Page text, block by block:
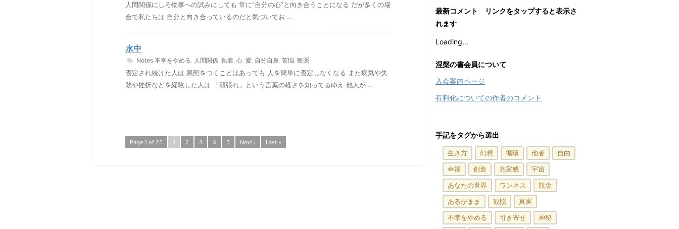
人間関係にしろ物事への試みにしても 常に”自分の心”と向き合うことになる だが多くの場
合で私たちは 自分と向き合っているのだと気づいてお …
水中
Notes 不幸をやめる, 人間関係, 執着, 心, 愛, 自分自身, 苦悩, 観照
否定され続けた人は 悪態をつくことはあっても 人を簡単に否定しなくなる また病気や失
敗や挫折などを経験した人は 「頑張れ」という言葉の軽さを知ってるゆえ 他人が …
Page 1 of 25 1 2 3 4 5 Next › Last »
最新コメント リンクをタップすると表示さ
れます
Loading...
涅槃の書会員について
入会案内ページ
有料化についての作者のコメント
手記をタグから選出
生き方 幻想 循環 他者
自由
幸福
創造 充実感
宇宙
あなたの世界
ワンネス
観念
あるがまま
観照
真実
不幸をやめる
引き寄せ 神秘